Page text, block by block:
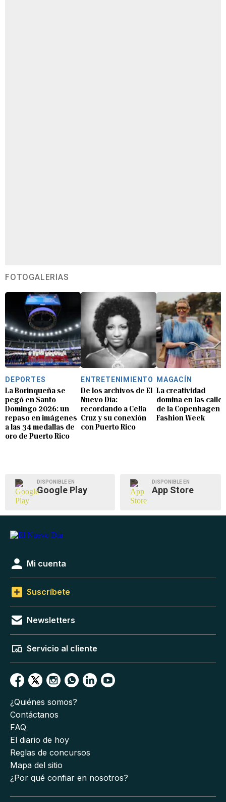
FOTOGALERÍAS
DEPORTES
La Borinqueña se
pegó en Santo
Domingo 2026: un
repaso en imágenes
a las 34 medallas de
oro de Puerto Rico
ENTRETENIMIENTO
De los archivos de El
Nuevo Día:
recordando a Celia
Cruz y su conexión
con Puerto Rico
MAGACÍN
La creatividad
domina en las calles
de la Copenhagen
Fashion Week
DISPONIBLE EN
Google Play
DISPONIBLE EN
App Store
Mi cuenta
Suscríbete
Newsletters
Servicio al cliente
¿Quiénes somos?
Contáctanos
FAQ
El diario de hoy
Reglas de concursos
Mapa del sitio
¿Por qué confiar en nosotros?